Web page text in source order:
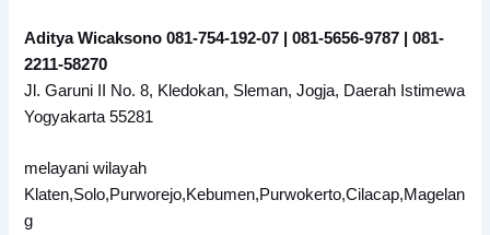
Aditya Wicaksono 081-754-192-07 | 081-5656-9787 | 081-
2211-58270
Jl. Garuni II No. 8, Kledokan, Sleman, Jogja, Daerah Istimewa
Yogyakarta 55281
melayani wilayah
Klaten,Solo,Purworejo,Kebumen,Purwokerto,Cilacap,Magelan
g